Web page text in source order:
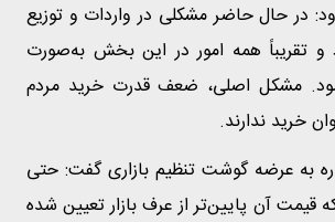
در حال حاضر مشکلی در واردات و توزیع
تقریباً همه امور در این بخش به‌صورت
مشکل اصلی، ضعف قدرت خرید مردم
خرید ندارند.
به عرضه گوشت تنظیم بازاری گفت: حتی
قیمت آن پایین‌تر از عرف بازار تعیین شده